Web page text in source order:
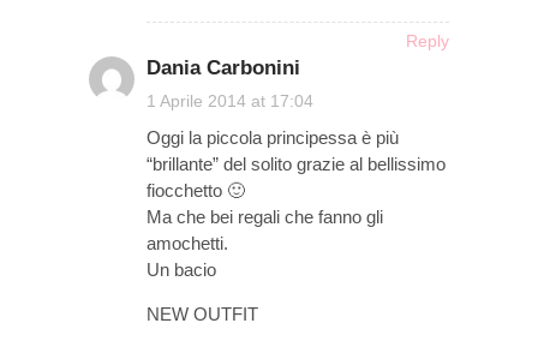
Reply
Dania Carbonini
1 Aprile 2014 at 17:04
Oggi la piccola principessa è più
“brillante” del solito grazie al bellissimo
fiocchetto 🙂
Ma che bei regali che fanno gli
amochetti.
Un bacio
NEW OUTFIT